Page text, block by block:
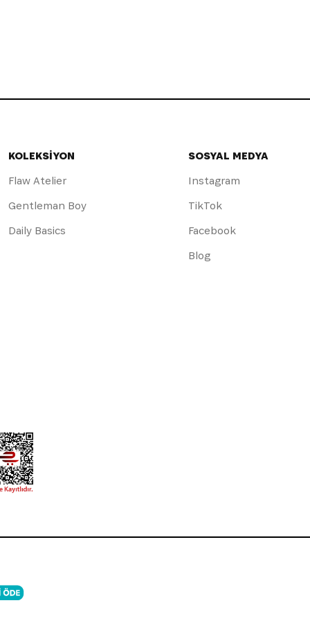
KOLEKSİYON
Flaw Atelier
Gentleman Boy
Daily Basics
SOSYAL MEDYA
Instagram
TikTok
Facebook
Blog